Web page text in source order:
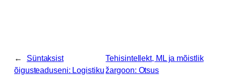
←
Süntaksist
õigusteaduseni: Logistiku
Tehisintellekt, ML ja mõistlik
žargoon: Otsus